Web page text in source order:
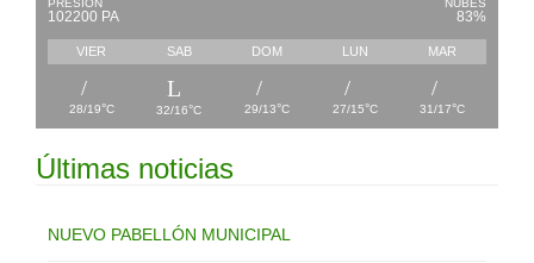
PRESIÓN
102200 PA
NUBES
83%
VIER SAB DOM LUN MAR
28/19°C 32/16°C 29/13°C 27/15°C 31/17°C
Últimas noticias
NUEVO PABELLÓN MUNICIPAL